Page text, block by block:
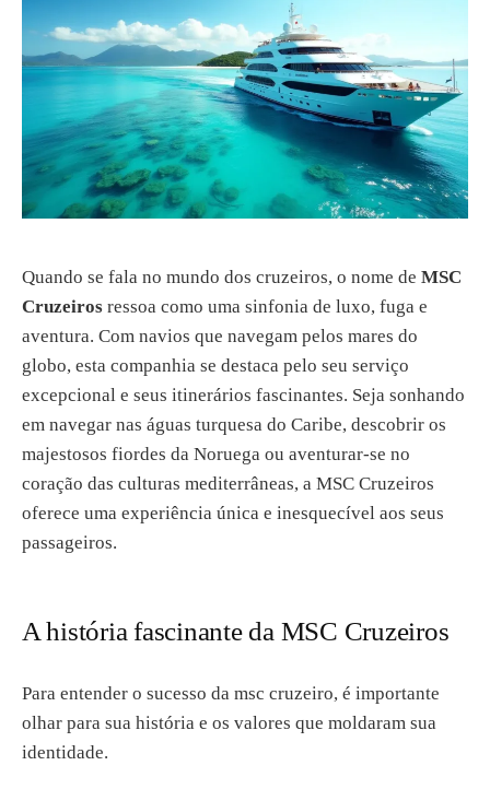
Quando se fala no mundo dos cruzeiros, o nome de MSC
Cruzeiros ressoa como uma sinfonia de luxo, fuga e
aventura. Com navios que navegam pelos mares do
globo, esta companhia se destaca pelo seu serviço
excepcional e seus itinerários fascinantes. Seja sonhando
em navegar nas águas turquesa do Caribe, descobrir os
majestosos fiordes da Noruega ou aventurar-se no
coração das culturas mediterrâneas, a MSC Cruzeiros
oferece uma experiência única e inesquecível aos seus
passageiros.
A história fascinante da MSC Cruzeiros
Para entender o sucesso da msc cruzeiro, é importante
olhar para sua história e os valores que moldaram sua
identidade.